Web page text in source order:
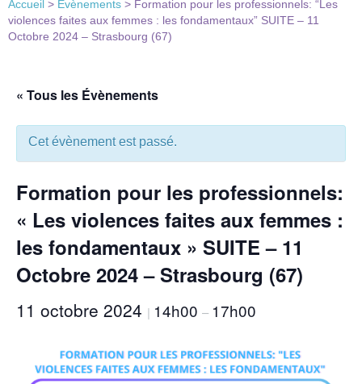
Accueil > Évènements > Formation pour les professionnels: “Les
violences faites aux femmes : les fondamentaux” SUITE – 11
Octobre 2024 – Strasbourg (67)
« Tous les Évènements
Cet évènement est passé.
Formation pour les professionnels:
« Les violences faites aux femmes :
les fondamentaux » SUITE – 11
Octobre 2024 – Strasbourg (67)
11 octobre 2024 | 14h00 – 17h00